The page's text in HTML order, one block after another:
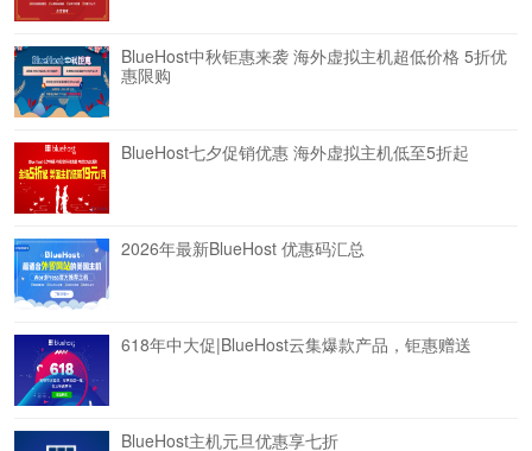
BlueHost中秋钜惠来袭 海外虚拟主机超低价格 5折优
惠限购
BlueHost七夕促销优惠 海外虚拟主机低至5折起
2026年最新BlueHost 优惠码汇总
618年中大促|BlueHost云集爆款产品，钜惠赠送
BlueHost主机元旦优惠享七折